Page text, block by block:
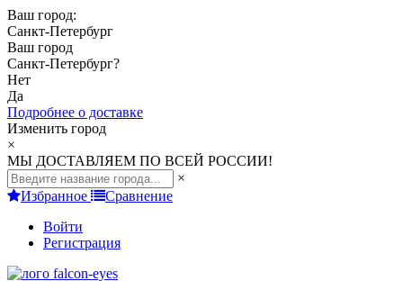
Ваш город:
Санкт-Петербург
Ваш город
Санкт-Петербург?
Нет
Да
Подробнее о доставке
Изменить город
×
МЫ ДОСТАВЛЯЕМ ПО ВСЕЙ РОССИИ!
×
Избранное
Сравнение
Войти
Регистрация